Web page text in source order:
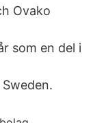
Ovako
som en del i